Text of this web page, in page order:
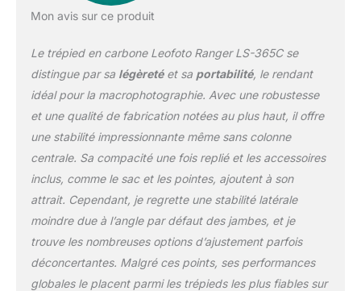
Mon avis sur ce produit
Le trépied en carbone Leofoto Ranger LS-365C se
distingue par sa légèretéet sa portabilité, le rendant
idéal pour la macrophotographie. Avec une robustesse
et une qualité de fabrication notées au plus haut, il offre
une stabilité impressionnante même sans colonne
centrale. Sa compacité une fois replié et les accessoires
inclus, comme le sac et les pointes, ajoutent à son
attrait. Cependant, je regrette une stabilité latérale
moindre due à l’angle par défaut des jambes, et je
trouve les nombreuses options d’ajustement parfois
déconcertantes. Malgré ces points, ses performances
globales le placent parmi les trépieds les plus fiables sur